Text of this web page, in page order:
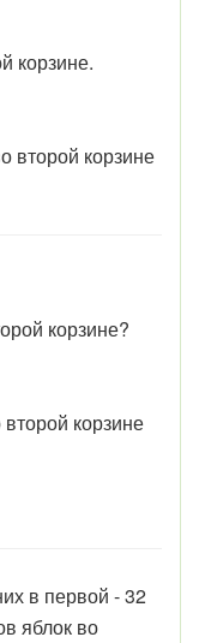
корзине.
второй корзине
корзине?
корзине
в первой - 32
яблок во